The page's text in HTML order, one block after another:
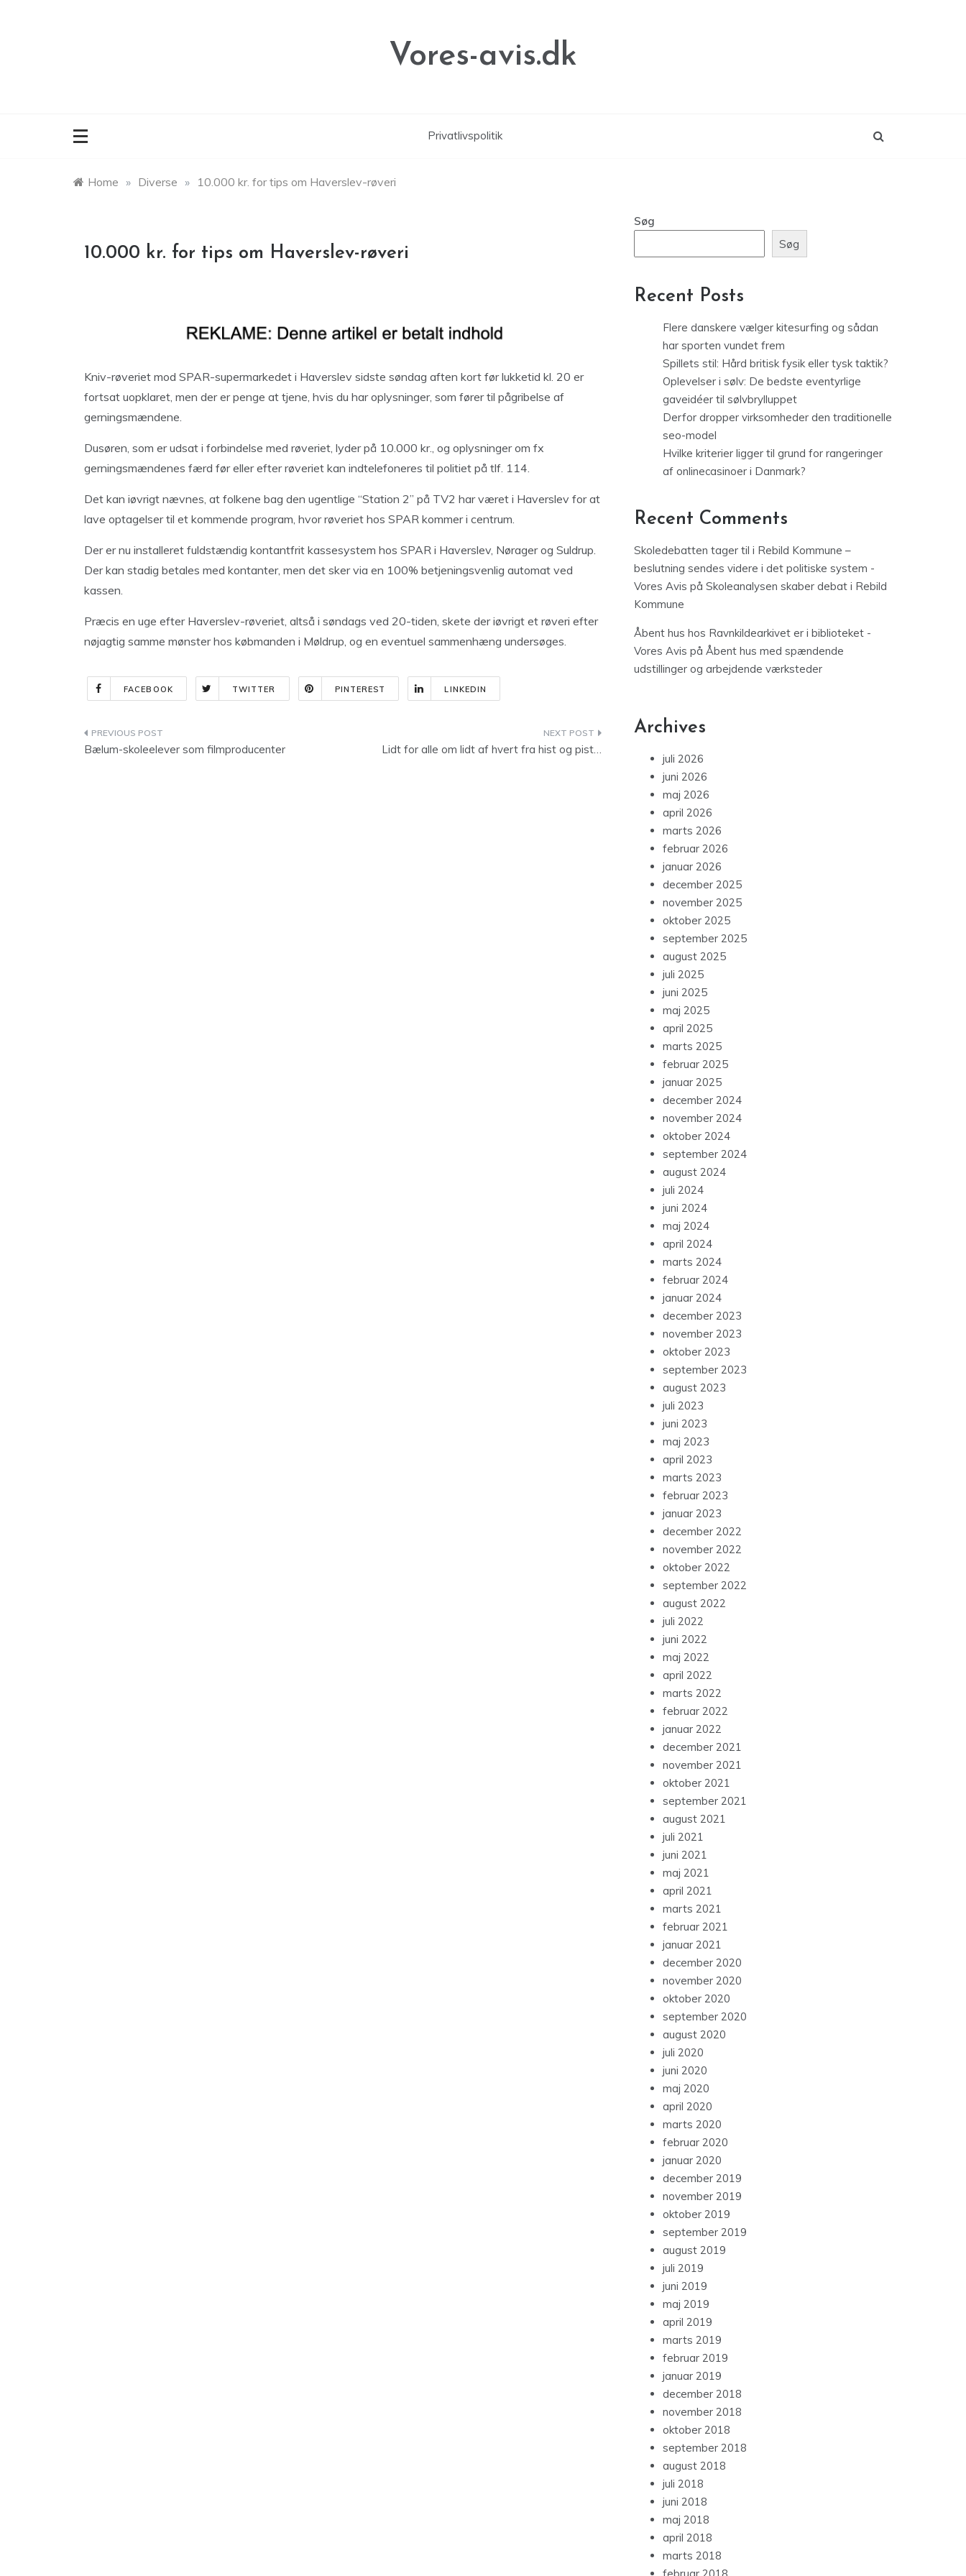
Vores-avis.dk
Privatlivspolitik
Home » Diverse » 10.000 kr. for tips om Haverslev-røveri
10.000 kr. for tips om Haverslev-røveri
Kniv-røveriet mod SPAR-supermarkedet i Haverslev sidste søndag aften kort før lukketid kl. 20 er
fortsat uopklaret, men der er penge at tjene, hvis du har oplysninger, som fører til pågribelse af
gerningsmændene.
Dusøren, som er udsat i forbindelse med røveriet, lyder på 10.000 kr., og oplysninger om fx
gerningsmændenes færd før eller efter røveriet kan indtelefoneres til politiet på tlf. 114.
Det kan iøvrigt nævnes, at folkene bag den ugentlige “Station 2” på TV2 har været i Haverslev for at
lave optagelser til et kommende program, hvor røveriet hos SPAR kommer i centrum.
Der er nu installeret fuldstændig kontantfrit kassesystem hos SPAR i Haverslev, Nørager og Suldrup.
Der kan stadig betales med kontanter, men det sker via en 100% betjeningsvenlig automat ved
kassen.
Præcis en uge efter Haverslev-røveriet, altså i søndags ved 20-tiden, skete der iøvrigt et røveri efter
nøjagtig samme mønster hos købmanden i Møldrup, og en eventuel sammenhæng undersøges.
FACEBOOK TWITTER PINTEREST LINKEDIN
Indlægsnavigation
Bælum-skoleelever som filmproducenter Lidt for alle om lidt af hvert fra hist og pist…
Søg
Søg
Recent Posts
Flere danskere vælger kitesurfing og sådan
har sporten vundet frem
Spillets stil: Hård britisk fysik eller tysk taktik?
Oplevelser i sølv: De bedste eventyrlige
gaveidéer til sølvbrylluppet
Derfor dropper virksomheder den traditionelle
seo-model
Hvilke kriterier ligger til grund for rangeringer
af onlinecasinoer i Danmark?
Recent Comments
Skoledebatten tager til i Rebild Kommune –
beslutning sendes videre i det politiske system -
Vores Avis på Skoleanalysen skaber debat i Rebild
Kommune
Åbent hus hos Ravnkildearkivet er i biblioteket -
Vores Avis på Åbent hus med spændende
udstillinger og arbejdende værksteder
Archives
juli 2026
juni 2026
maj 2026
april 2026
marts 2026
februar 2026
januar 2026
december 2025
november 2025
oktober 2025
september 2025
august 2025
juli 2025
juni 2025
maj 2025
april 2025
marts 2025
februar 2025
januar 2025
december 2024
november 2024
oktober 2024
september 2024
august 2024
juli 2024
juni 2024
maj 2024
april 2024
marts 2024
februar 2024
januar 2024
december 2023
november 2023
oktober 2023
september 2023
august 2023
juli 2023
juni 2023
maj 2023
april 2023
marts 2023
februar 2023
januar 2023
december 2022
november 2022
oktober 2022
september 2022
august 2022
juli 2022
juni 2022
maj 2022
april 2022
marts 2022
februar 2022
januar 2022
december 2021
november 2021
oktober 2021
september 2021
august 2021
juli 2021
juni 2021
maj 2021
april 2021
marts 2021
februar 2021
januar 2021
december 2020
november 2020
oktober 2020
september 2020
august 2020
juli 2020
juni 2020
maj 2020
april 2020
marts 2020
februar 2020
januar 2020
december 2019
november 2019
oktober 2019
september 2019
august 2019
juli 2019
juni 2019
maj 2019
april 2019
marts 2019
februar 2019
januar 2019
december 2018
november 2018
oktober 2018
september 2018
august 2018
juli 2018
juni 2018
maj 2018
april 2018
marts 2018